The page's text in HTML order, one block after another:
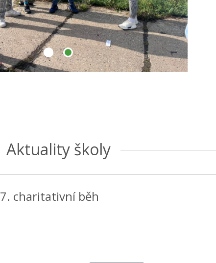
Aktuality školy
7. charitativní běh